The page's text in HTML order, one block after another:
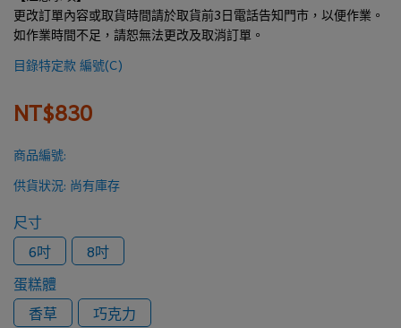
更改訂單內容或取貨時間請於取貨前3日電話告知門市，以便作業。
如作業時間不足，請恕無法更改及取消訂單。
目錄特定款 編號(C)
NT$830
商品編號:
供貨狀況: 尚有庫存
尺寸
6吋
8吋
蛋糕體
香草
巧克力